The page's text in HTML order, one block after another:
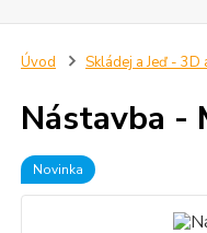
Úvod Skládej a Jeď - 3D
Nástavba -
Novinka